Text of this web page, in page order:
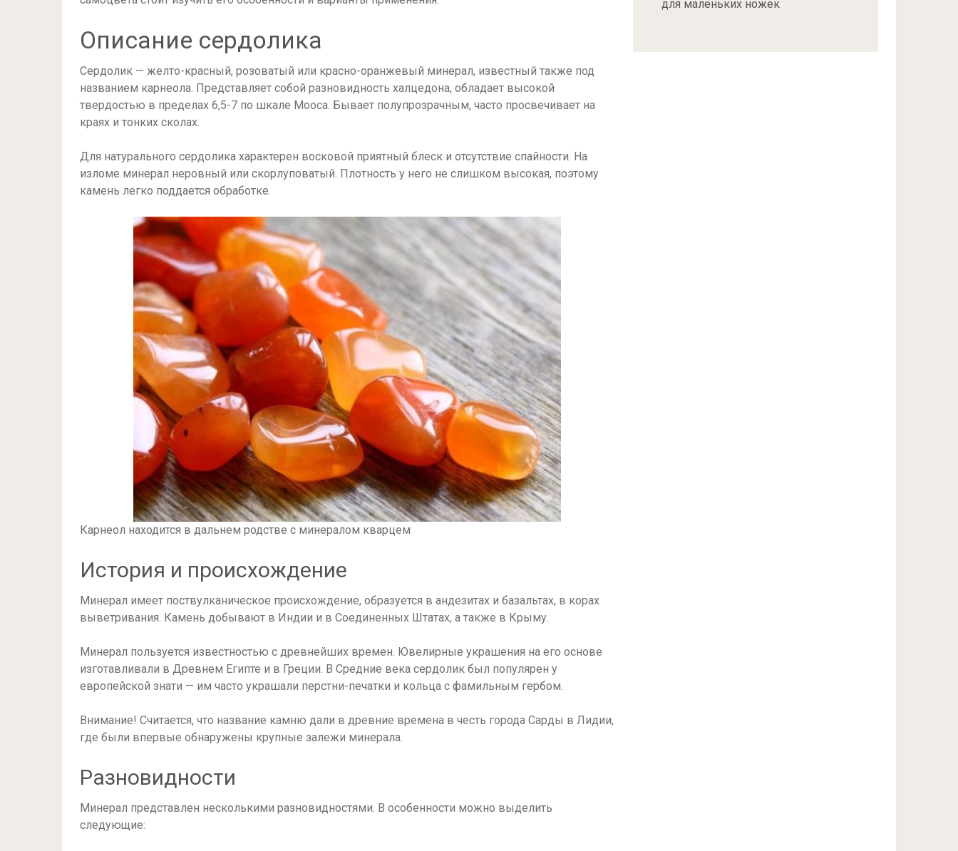
Описание сердолика
Сердолик — желто-красный, розоватый или красно-оранжевый минерал, известный также под
названием карнеола. Представляет собой разновидность халцедона, обладает высокой
твердостью в пределах 6,5-7 по шкале Мооса. Бывает полупрозрачным, часто просвечивает на
краях и тонких сколах.
Для натурального сердолика характерен восковой приятный блеск и отсутствие спайности. На
изломе минерал неровный или скорлуповатый. Плотность у него не слишком высокая, поэтому
камень легко поддается обработке.
Карнеол находится в дальнем родстве с минералом кварцем
История и происхождение
Минерал имеет поствулканическое происхождение, образуется в андезитах и базальтах, в корах
выветривания. Камень добывают в Индии и в Соединенных Штатах, а также в Крыму.
Минерал пользуется известностью с древнейших времен. Ювелирные украшения на его основе
изготавливали в Древнем Египте и в Греции. В Средние века сердолик был популярен у
европейской знати — им часто украшали перстни-печатки и кольца с фамильным гербом.
Внимание! Считается, что название камню дали в древние времена в честь города Сарды в Лидии,
где были впервые обнаружены крупные залежи минерала.
Разновидности
Минерал представлен несколькими разновидностями. В особенности можно выделить
следующие:
для маленьких ножек